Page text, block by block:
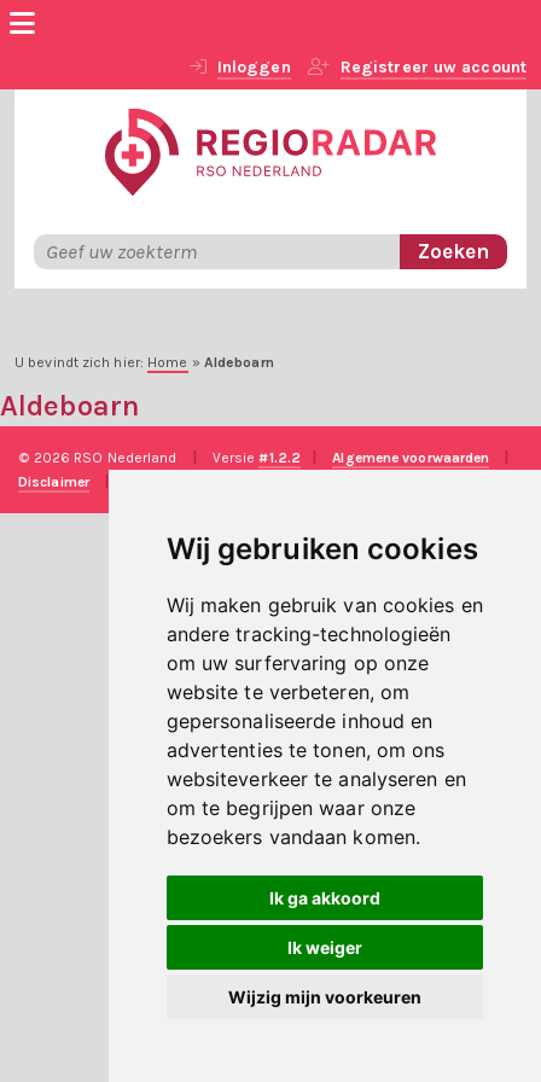
Wij gebruiken cookies
Wij maken gebruik van cookies en
andere tracking-technologieën
om uw surfervaring op onze
website te verbeteren, om
gepersonaliseerde inhoud en
advertenties te tonen, om ons
websiteverkeer te analyseren en
om te begrijpen waar onze
bezoekers vandaan komen.
Ik ga akkoord
Ik weiger
Wijzig mijn voorkeuren
Inloggen Registreer uw account
U bevindt zich hier: Home » Aldeboarn
Aldeboarn
© 2026 RSO Nederland Versie#1.2.2 Algemene voorwaarden
Disclaimer